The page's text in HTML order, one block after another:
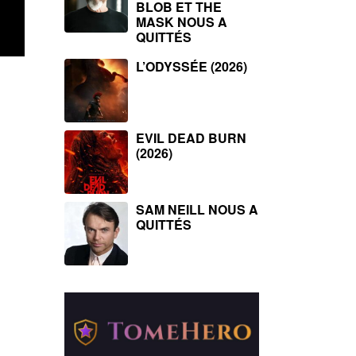
BLOB ET THE
MASK NOUS A
QUITTÉS
L’ODYSSÉE (2026)
EVIL DEAD BURN
(2026)
SAM NEILL NOUS A
QUITTÉS